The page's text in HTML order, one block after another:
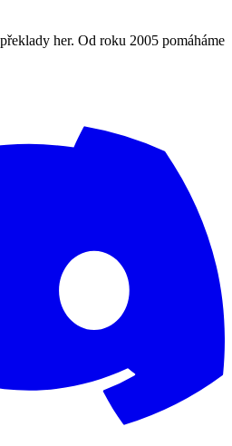
her. Od roku 2005 pomáháme